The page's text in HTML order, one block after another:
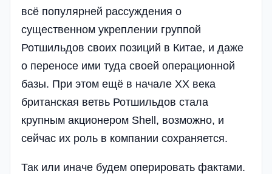
всё популярней рассуждения о
существенном укреплении группой
Ротшильдов своих позиций в Китае, и даже
о переносе ими туда своей операционной
базы. При этом ещё в начале XX века
британская ветвь Ротшильдов стала
крупным акционером Shell, возможно, и
сейчас их роль в компании сохраняется.
Так или иначе будем оперировать фактами.